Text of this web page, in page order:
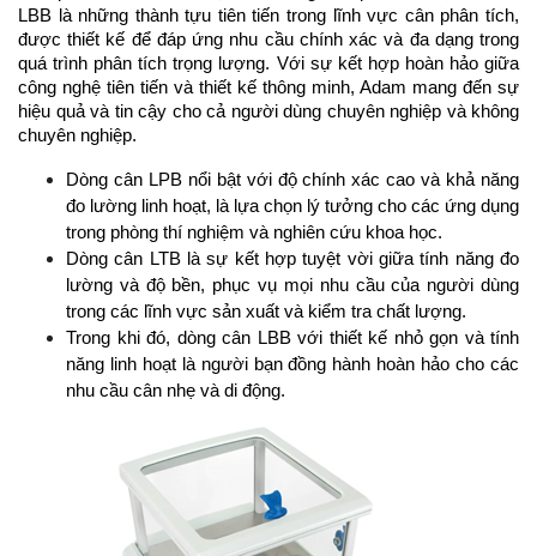
LBB là những thành tựu tiên tiến trong lĩnh vực cân phân tích,
được thiết kế để đáp ứng nhu cầu chính xác và đa dạng trong
quá trình phân tích trọng lượng. Với sự kết hợp hoàn hảo giữa
công nghệ tiên tiến và thiết kế thông minh, Adam mang đến sự
hiệu quả và tin cậy cho cả người dùng chuyên nghiệp và không
chuyên nghiệp.
Dòng cân LPB nổi bật với độ chính xác cao và khả năng
đo lường linh hoạt, là lựa chọn lý tưởng cho các ứng dụng
trong phòng thí nghiệm và nghiên cứu khoa học.
Dòng cân LTB là sự kết hợp tuyệt vời giữa tính năng đo
lường và độ bền, phục vụ mọi nhu cầu của người dùng
trong các lĩnh vực sản xuất và kiểm tra chất lượng.
Trong khi đó, dòng cân LBB với thiết kế nhỏ gọn và tính
năng linh hoạt là người bạn đồng hành hoàn hảo cho các
nhu cầu cân nhẹ và di động.